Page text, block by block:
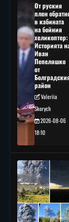
От руския
плен
в кабината
на бойния
хеликоптер:
Историята
Иван
Пепеляшко
от
район
Valeriia
Skorych
2026-08-06
18:10